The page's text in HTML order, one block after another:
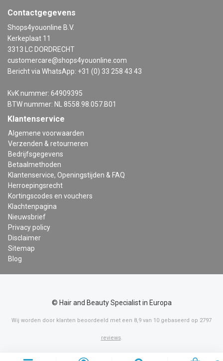
Contactgegevens
Shops4youonline B.V.
Kerkeplaat 11
3313 LC DORDRECHT
customercare@shops4youonline.com
Bericht via WhatsApp: +31 (0) 33 258 43 43
KvK nummer: 64909395
BTW nummer: NL 8558.98.057.B01
Klantenservice
Algemene voorwaarden
Verzenden & retourneren
Bedrijfsgegevens
Betaalmethoden
Klantenservice, Openingstijden & FAQ
Herroepingsrecht
Kortingscodes en vouchers
Klachtenpagina
Nieuwsbrief
Privacy policy
Disclaimer
Sitemap
Blog
© Hair and Beauty Specialist in Europa
Wij worden door klanten beoordeeld met een 8,9 van 10 gebaseerd op 2797
reviews.